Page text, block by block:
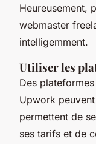
Heureusement,
webmaster
intelligemment.
Utiliser les
Des
Upwork
permettent de
ses tarifs et de